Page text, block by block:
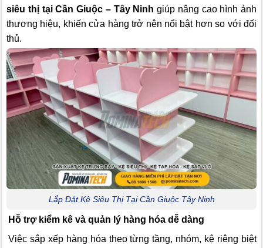
siêu thị tại Cần Giuộc – Tây Ninh giúp nâng cao hình ảnh
thương hiệu, khiến cửa hàng trở nên nổi bật hơn so với đối
thủ.
Lắp Đặt Kệ Siêu Thị Tại Cần Giuộc Tây Ninh
Hỗ trợ kiểm kê và quản lý hàng hóa dễ dàng
Việc sắp xếp hàng hóa theo từng tầng, nhóm, kệ riêng biệt